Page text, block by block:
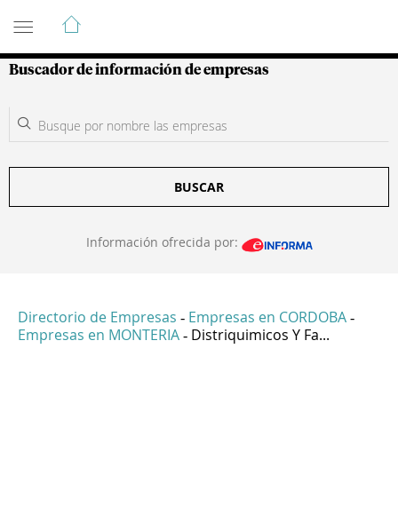
Guía de Empresas Colombianas
Buscador de información de empresas
BUSCAR
Información ofrecida por:
Directorio de Empresas - Empresas en CORDOBA -
Empresas en MONTERIA - Distriquimicos Y Fa...